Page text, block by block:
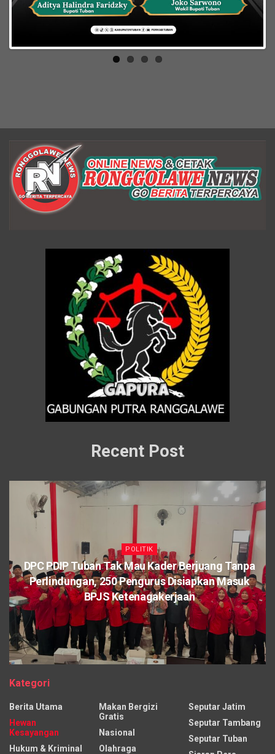
Recent Post
POLITIK
DPC PDIP Tuban Tak Mau Kader Berjuang Tanpa
Perlindungan, 250 Pengurus Disiapkan Masuk
BPJS Ketenagakerjaan
Kategori
Berita Utama
Hewan
Kesayangan
Hukum & Kriminal
Makan Bergizi
Gratis
Nasional
Olahraga
Seputar Jatim
Seputar Tambang
Seputar Tuban